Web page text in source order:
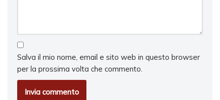
Salva il mio nome, email e sito web in questo browser
per la prossima volta che commento.